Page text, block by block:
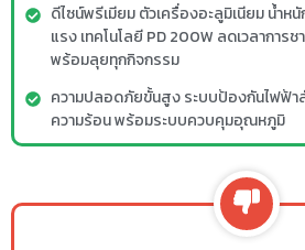
ดีไซน์พรีเมียม ตัวเครื่องอะลูมิเนียม น้ำ
แรง เทคโนโลยี PD 200W ลดเวลาการ
พร้อมลุยทุกกิจกรรม
ความปลอดภัยขั้นสูง ระบบป้องกันไฟฟ้า
ความร้อน พร้อมระบบควบคุมอุณหภูมิ